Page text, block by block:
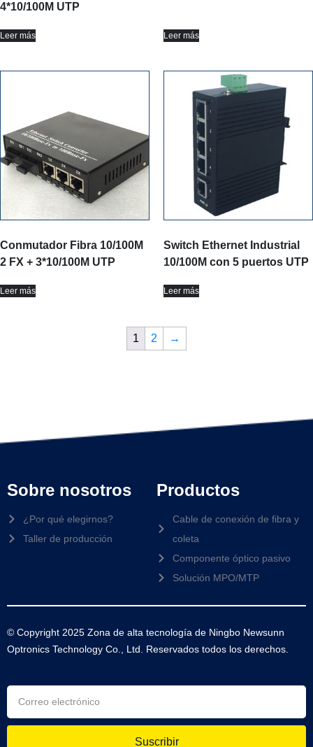
4*10/100M UTP
Leer más Leer más
Conmutador Fibra 10/100M
2 FX + 3*10/100M UTP
Leer más
Switch Ethernet Industrial
10/100M con 5 puertos UTP
Leer más
1 2 →
Sobre nosotros
¿Por qué elegirnos?
Taller de producción
Productos
Cable de conexión de fibra y
coleta
Componente óptico pasivo
Solución MPO/MTP
© Copyright 2025 Zona de alta tecnología de Ningbo Newsunn
Optronics Technology Co., Ltd. Reservados todos los derechos.
Suscribir